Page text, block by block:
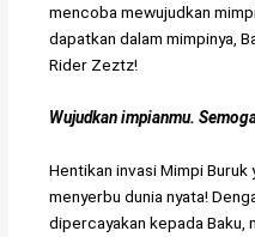
mencoba mewujudkan
dapatkan dalam mimpinya,
Rider Zeztz!
Wujudkan impianmu.
Hentikan invasi Mimpi Buruk
menyerbu dunia nyata!
dipercayakan kepada Baku,